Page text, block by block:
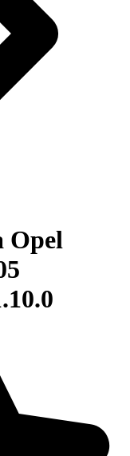
Opel